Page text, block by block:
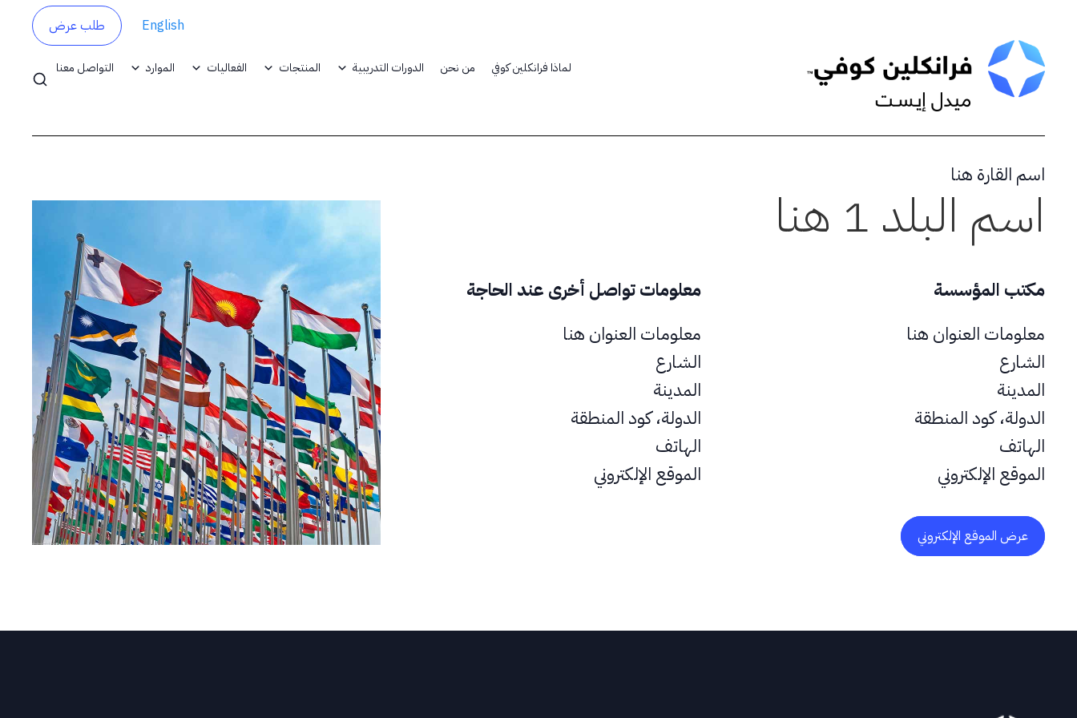
to
content
لماذا فرانكلين كوفي من نحن الدورات التدريبية المنتجات الفعاليات الموارد التواصل معنا
English طلب عرض
اسم القارة هنا
اسم البلد 1 هنا
مكتب المؤسسة
معلومات العنوان هنا
الشارع
المدينة
الدولة، كود المنطقة
الهاتف
الموقع الإلكتروني
معلومات تواصل أخرى عند الحاجة
معلومات العنوان هنا
الشارع
المدينة
الدولة، كود المنطقة
الهاتف
الموقع الإلكتروني
عرض الموقع الإلكتروني